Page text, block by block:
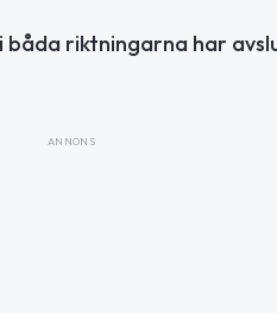
båda riktningarna har
ANNONS